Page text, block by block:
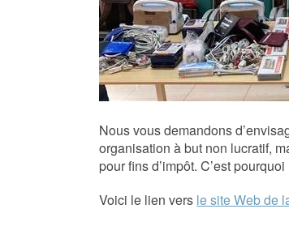
Nous vous demandons
organisation à but non lucratif,
pour fins d’impôt. C’est
Voici le lien vers le site Web de